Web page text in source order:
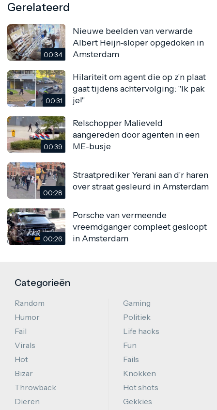
Gerelateerd
00:34
Nieuwe beelden van verwarde
Albert Heijn-sloper opgedoken in
Amsterdam
00:31
Hilariteit om agent die op z'n plaat
gaat tijdens achtervolging: "Ik pak
je!"
00:39
Relschopper Malieveld
aangereden door agenten in een
ME-busje
00:28
Straatprediker Yerani aan d'r haren
over straat gesleurd in Amsterdam
00:26
Porsche van vermeende
vreemdganger compleet gesloopt
in Amsterdam
Categorieën
Random
Humor
Fail
Virals
Hot
Bizar
Throwback
Dieren
Gaming
Politiek
Life hacks
Fun
Fails
Knokken
Hot shots
Gekkies